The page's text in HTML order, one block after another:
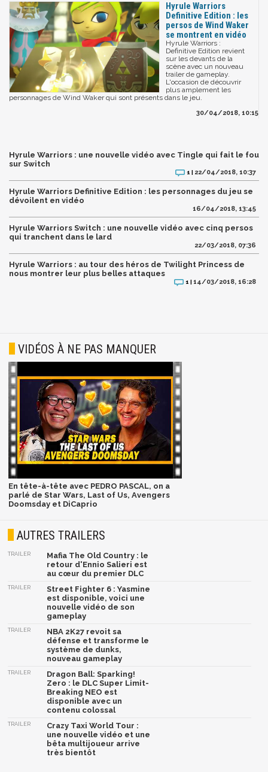
Hyrule Warriors
Definitive Edition : les
persos de Wind Waker
se montrent en vidéo
Hyrule Warriors :
Definitive Edition revient
sur les devants de la
scène avec un nouveau
trailer de gameplay.
L'occasion de découvrir
plus amplement les
personnages de Wind Waker qui sont présents dans le jeu.
30/04/2018, 10:15
Hyrule Warriors : une nouvelle vidéo avec Tingle qui fait le fou
sur Switch
1 | 22/04/2018, 10:37
Hyrule Warriors Definitive Edition : les personnages du jeu se
dévoilent en vidéo
16/04/2018, 13:45
Hyrule Warriors Switch : une nouvelle vidéo avec cinq persos
qui tranchent dans le lard
22/03/2018, 07:36
Hyrule Warriors : au tour des héros de Twilight Princess de
nous montrer leur plus belles attaques
1 | 14/03/2018, 16:28
VIDÉOS À NE PAS MANQUER
En tête-à-tête avec PEDRO PASCAL, on a
parlé de Star Wars, Last of Us, Avengers
Doomsday et DiCaprio
AUTRES TRAILERS
TRAILER
Mafia The Old Country : le
retour d'Ennio Salieri est
au cœur du premier DLC
TRAILER
Street Fighter 6 : Yasmine
est disponible, voici une
nouvelle vidéo de son
gameplay
TRAILER
NBA 2K27 revoit sa
défense et transforme le
système de dunks,
nouveau gameplay
TRAILER
Dragon Ball: Sparking!
Zero : le DLC Super Limit-
Breaking NEO est
disponible avec un
contenu colossal
TRAILER
Crazy Taxi World Tour :
une nouvelle vidéo et une
bêta multijoueur arrive
très bientôt